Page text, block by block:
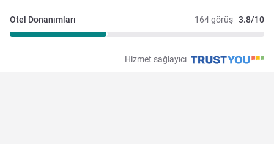
164 görüş 3.8/10
Otel Donanımları
Hizmet sağlayıcı